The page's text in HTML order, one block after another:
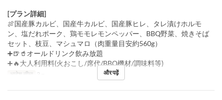
[プラン詳細]
🍖国産豚カルビ、国産牛カルビ、国産豚ヒレ、タレ漬けホルモ
ン、塩だれポーク、鶏モモレモンペッパー、BBQ野菜、焼きそば
セット、枝豆、マシュマロ（肉重量目安約560g）
➕🍺🥤オールドリンク飲み放題
➕🔥大人利用料(火おこし/席代/BBQ機材/調味料等)
आदेश सीमा 2 ~ और पढ़ें